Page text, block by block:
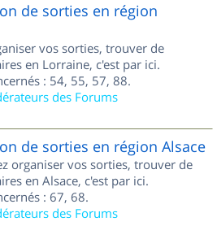
de sorties en région
vos sorties, trouver de
en Lorraine, c'est par ici.
: 54, 55, 57, 88.
des Forums
de sorties en région Alsace
organiser vos sorties, trouver de
en Alsace, c'est par ici.
: 67, 68.
des Forums